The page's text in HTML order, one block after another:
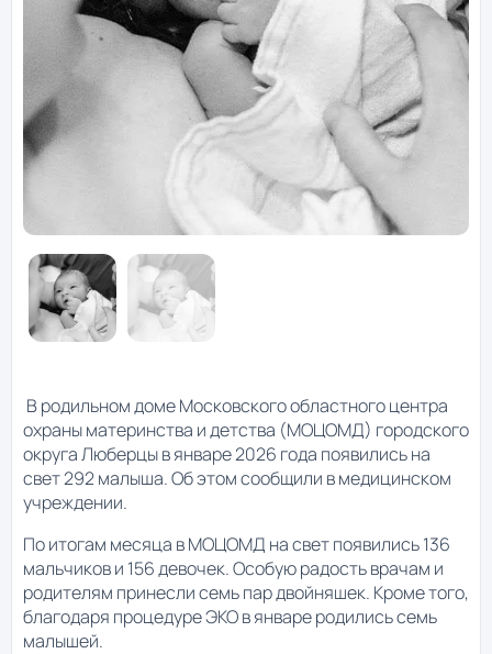
В родильном доме Московского областного центра
охраны материнства и детства (МОЦОМД) городского
округа Люберцы в январе 2026 года появились на
свет 292 малыша. Об этом сообщили в медицинском
учреждении.
По итогам месяца в МОЦОМД на свет появились 136
мальчиков и 156 девочек. Особую радость врачам и
родителям принесли семь пар двойняшек. Кроме того,
благодаря процедуре ЭКО в январе родились семь
малышей.